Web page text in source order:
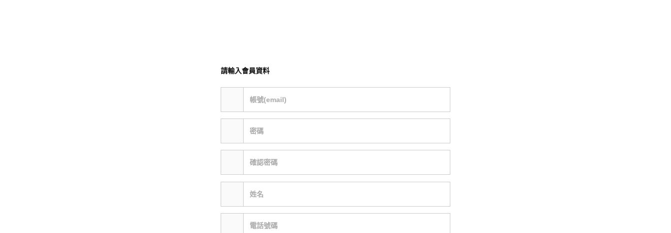
請輸入會員資料
帳號(email)
密碼
確認密碼
姓名
電話號碼